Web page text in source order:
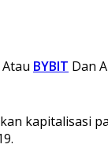
Atau BYBIT Dan
kapitalisasi